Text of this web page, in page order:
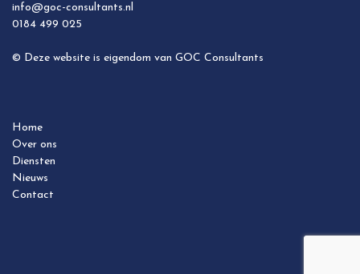
info@goc-consultants.nl
0184 499 025
© Deze website is eigendom van GOC Consultants
Home
Over ons
Diensten
Nieuws
Contact